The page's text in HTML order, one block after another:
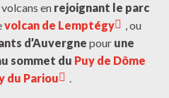
en rejoignant le parc
volcan de Lemptégy
, ou
d’Auvergne pour une
sommet du Puy de Dôme
du Pariou .